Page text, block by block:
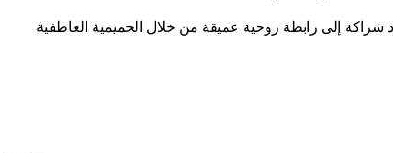
إلى رابطة روحية عميقة من خلال الحميمية العاطفية